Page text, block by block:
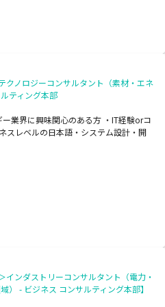
クノロジーコンサルタント（素材・エネ
ティング本部
業界に興味関心のある方 ・IT経験orコ
スレベルの日本語・システム設計・開
インダストリーコンサルタント（電力・
） - ビジネス コンサルティング本部】